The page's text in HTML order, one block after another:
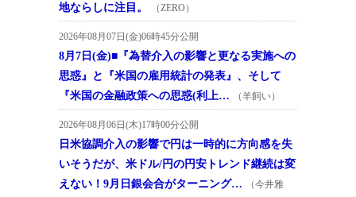
地ならしに注目。
（ZERO）
2026年08月07日(金)06時45分公開
8月7日(金)■『為替介入の影響と更なる実施への
思惑』と『米国の雇用統計の発表』、そして
『米国の金融政策への思惑(利上…
（羊飼い）
2026年08月06日(木)17時00分公開
日米協調介入の影響で円は一時的に方向感を失
いそうだが、米ドル/円の円安トレンド継続は変
えない！9月日銀会合がターニング…
（今井雅